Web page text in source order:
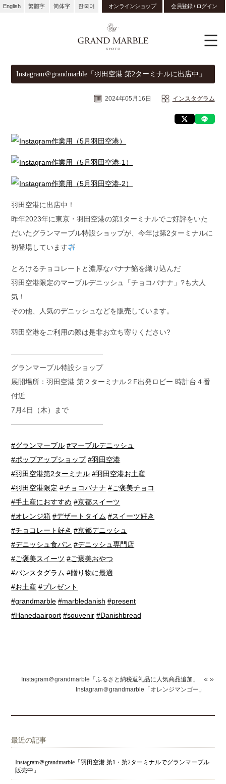
English 繁體字 简体字 한국어 オンラインショップ 会員登録 / ログイン
Instagram＠grandmarble「羽田空港 第2ターミナルに出店中」
最近の記事
Instagram＠grandmarble「羽田空港 第1・第2ターミナルでグランマーブル
販売中」
2024年05月16日 インスタグラム
羽田空港に出店中！
昨年2023年に東京・羽田空港の第1ターミナルでご好評をいた
だいたグランマーブル特設ショップが、今年は第2ターミナルに
初登場しています
とろけるチョコレートと濃厚なバナナ餡を織り込んだ
羽田空港限定のマーブルデニッシュ「チョコバナナ」?も大人
気！
その他、人気のデニッシュなどを販売しています。
羽田空港をご利用の際は是非お立ち寄りください?
—————————————
グランマーブル特設ショップ
展開場所：羽田空港 第２ターミナル２F出発ロビー 時計台４番
付近
7月4日（木）まで
—————————————
#グランマーブル #マーブルデニッシュ
#ポップアップショップ #羽田空港
#羽田空港第2ターミナル #羽田空港お土産
#羽田空港限定 #チョコバナナ #ご褒美チョコ
#手土産におすすめ #京都スイーツ
#オレンジ箱 #デザートタイム #スイーツ好き
#チョコレート好き #京都デニッシュ
#デニッシュ食パン #デニッシュ専門店
#ご褒美スイーツ #ご褒美おやつ
#パンスタグラム #贈り物に最適
#お土産 #プレゼント
#grandmarble #marbledanish #present
#Hanedaairport #souvenir #Danishbread
«
Instagram＠grandmarble「ふるさと納税返礼品に人気商品追加」
Instagram＠grandmarble「オレンジマンゴー」
»